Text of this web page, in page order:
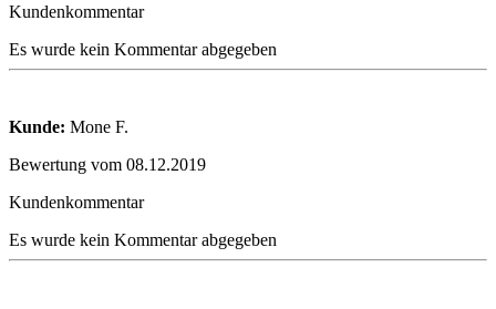
Kundenkommentar
Es wurde kein Kommentar abgegeben
Kunde: Mone F.
Bewertung vom 08.12.2019
Kundenkommentar
Es wurde kein Kommentar abgegeben